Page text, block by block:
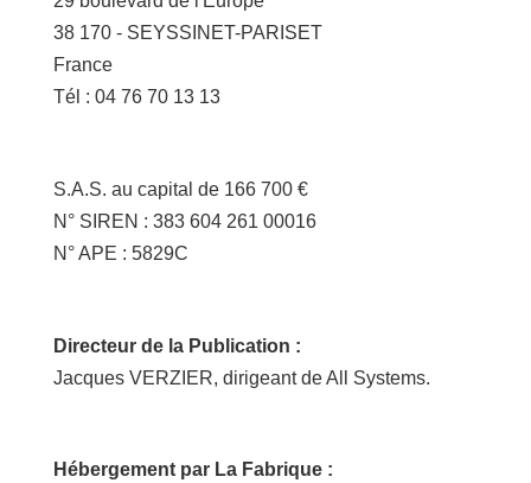
38 170 - SEYSSINET-PARISET
France
Tél : 04 76 70 13 13
S.A.S. au capital de 166 700 €
N° SIREN : 383 604 261 00016
N° APE : 5829C
Directeur de la Publication :
Jacques VERZIER, dirigeant de All Systems.
Hébergement par La Fabrique :